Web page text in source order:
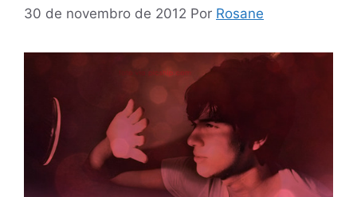
30 de novembro de 2012 Por Rosane